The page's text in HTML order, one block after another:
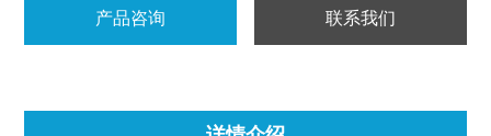
产品咨询 联系我们